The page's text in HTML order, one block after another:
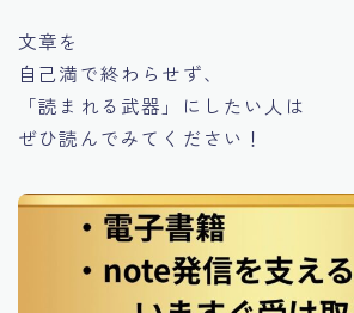
文章を
自己満で終わらせず、
「読まれる武器」にしたい人は
ぜひ読んでみてください！